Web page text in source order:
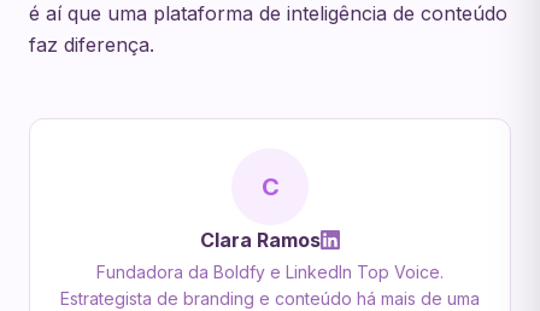
é aí que uma plataforma de inteligência de conteúdo
faz diferença.
C
Clara Ramos
Fundadora da Boldfy e LinkedIn Top Voice.
Estrategista de branding e conteúdo há mais de uma